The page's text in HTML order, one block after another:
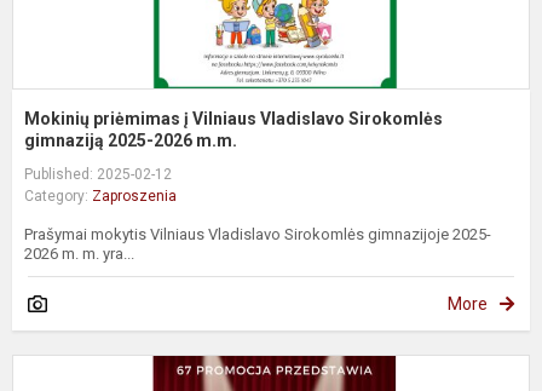
Mokinių priėmimas į Vilniaus Vladislavo Sirokomlės
gimnaziją 2025-2026 m.m.
Published: 2025-02-12
Category: Zaproszenia
Prašymai mokytis Vilniaus Vladislavo Sirokomlės gimnazijoje 2025-
2026 m. m. yra...
More